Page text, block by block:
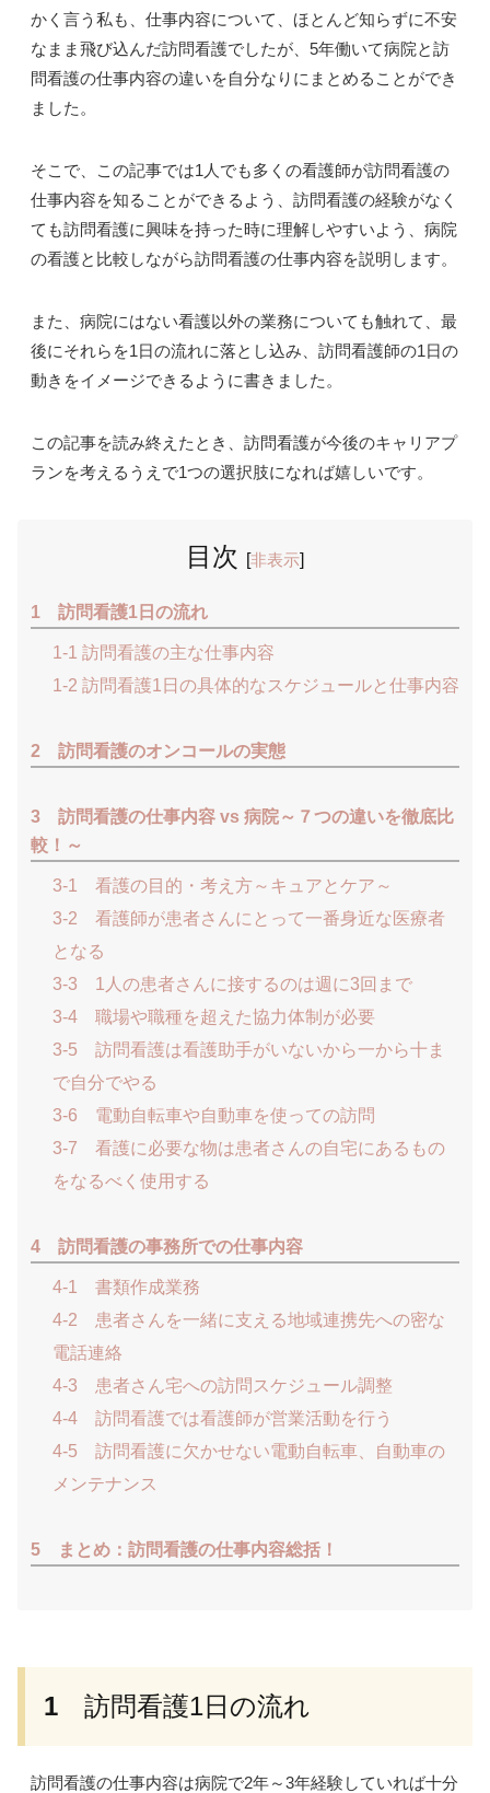
かく言う私も、仕事内容について、 ほとんど知らずに不安
なまま飛び込んだ訪問看護でしたが、5年働いて病院と訪
問看護の仕事内容の違いを自分なりにまとめる ことができ
ました。
そこで、この記事では1人でも多くの看護師が訪問看護の
仕事内容を知ることができるよう、訪問看護の経験がなく
ても訪問看護に興味を持った時に理解しやすいよう、病院
の看護と比較しながら訪問看護の仕事内容を説明します。
また、病院にはない看護以外の業務についても触れて、最
後にそれらを1日の流れに落とし込み、訪問看護師の1日の
動きをイメージできるように書きました。
この記事を読み終えたとき、訪問看護が今後のキャリアプ
ランを考えるうえで1つの選択肢になれば嬉しいです。
目次 [非表示]
1 訪問看護1日の流れ
1-1 訪問看護の主な仕事内容
1-2 訪問看護1日の具体的なスケジュールと仕事内容
2 訪問看護のオンコールの実態
3 訪問看護の仕事内容 vs 病院～７つの違いを徹底比
較！～
3-1 看護の目的・考え方～キュアとケア～
3-2 看護師が患者さんにとって一番身近な医療者
となる
3-3 1人の患者さんに接するのは週に3回まで
3-4 職場や職種を超えた協力体制が必要
3-5 訪問看護は看護助手がいないから一から十ま
で自分でやる
3-6 電動自転車や自動車を使っての訪問
3-7 看護に必要な物は患者さんの自宅にあるもの
をなるべく使用する
4 訪問看護の事務所での仕事内容
4-1 書類作成業務
4-2 患者さんを一緒に支える地域連携先への密な
電話連絡
4-3 患者さん宅への訪問スケジュール調整
4-4 訪問看護では看護師が営業活動を行う
4-5 訪問看護に欠かせない電動自転車、自動車の
メンテナンス
5 まとめ：訪問看護の仕事内容総括！
1 訪問看護1日の流れ
訪問看護の仕事内容は病院で2年～3年経験していれば十分